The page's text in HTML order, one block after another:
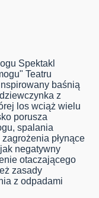
Spektakl
Teatru
baśnią
z
los wciąż wielu
porusza
spalania
płynące
negatywny
otaczającego
zasady
z odpadami